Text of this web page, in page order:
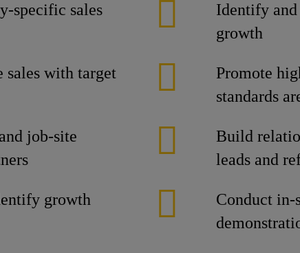
specific sales
Identify and
growth
sales with target
Promote
standards
job-site
Build
leads and
growth
Conduct in-